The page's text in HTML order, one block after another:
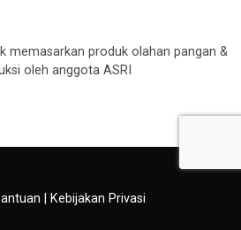
memasarkan produk olahan pangan &
oleh anggota ASRI
Kebijakan Privasi